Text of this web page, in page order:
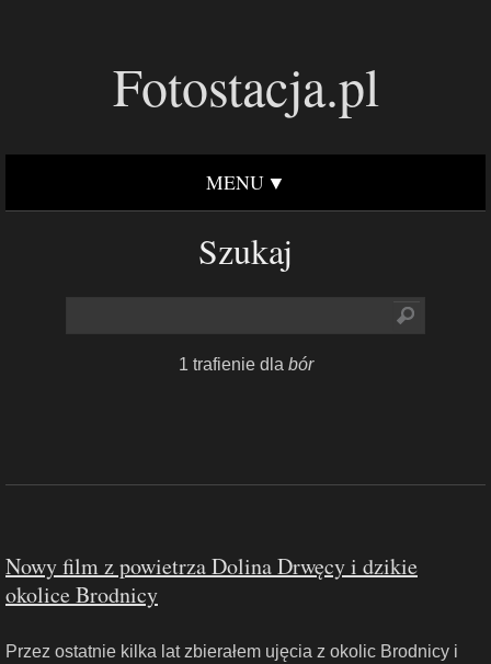
Fotostacja.pl
MENU
Szukaj
1 trafienie dla bór
Nowy film z powietrza Dolina Drwęcy i dzikie
okolice Brodnicy
Przez ostatnie kilka lat zbierałem ujęcia z okolic Brodnicy i